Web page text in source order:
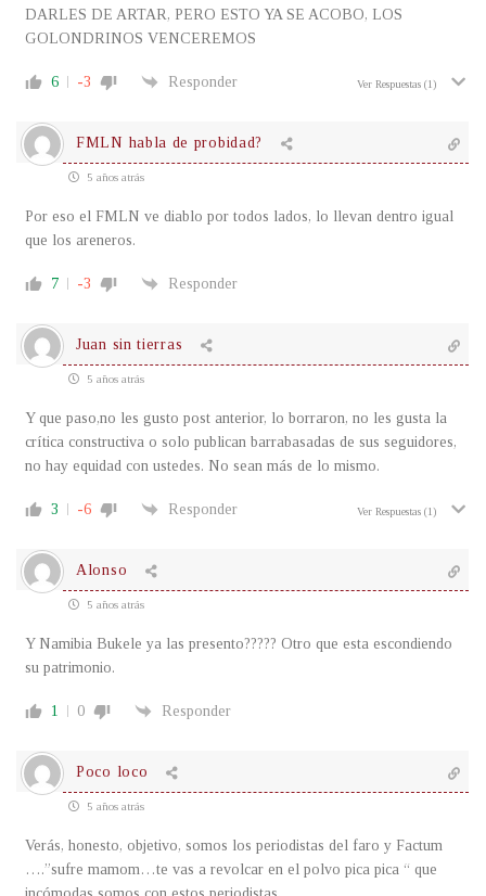
DARLES DE ARTAR, PERO ESTO YA SE ACOBO, LOS
GOLONDRINOS VENCEREMOS
6 -3 Responder Ver Respuestas (1)
FMLN habla de probidad?
5 años atrás
Por eso el FMLN ve diablo por todos lados, lo llevan dentro igual
que los areneros.
7 -3 Responder
Juan sin tierras
5 años atrás
Y que paso,no les gusto post anterior, lo borraron, no les gusta la
crítica constructiva o solo publican barrabasadas de sus seguidores,
no hay equidad con ustedes. No sean más de lo mismo.
3 -6 Responder Ver Respuestas (1)
Alonso
5 años atrás
Y Namibia Bukele ya las presento????? Otro que esta escondiendo
su patrimonio.
1 0 Responder
Poco loco
5 años atrás
Verás, honesto, objetivo, somos los periodistas del faro y Factum
….”sufre mamom…te vas a revolcar en el polvo pica pica “ que